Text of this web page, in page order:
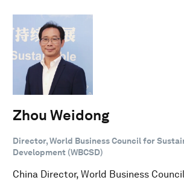
Zhou Weidong
Director, World Business Council for
Development (WBCSD)
China Director, World Business